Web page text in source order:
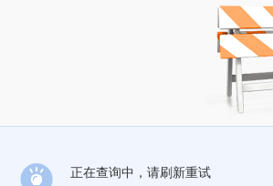
正在查询中，请刷新重试